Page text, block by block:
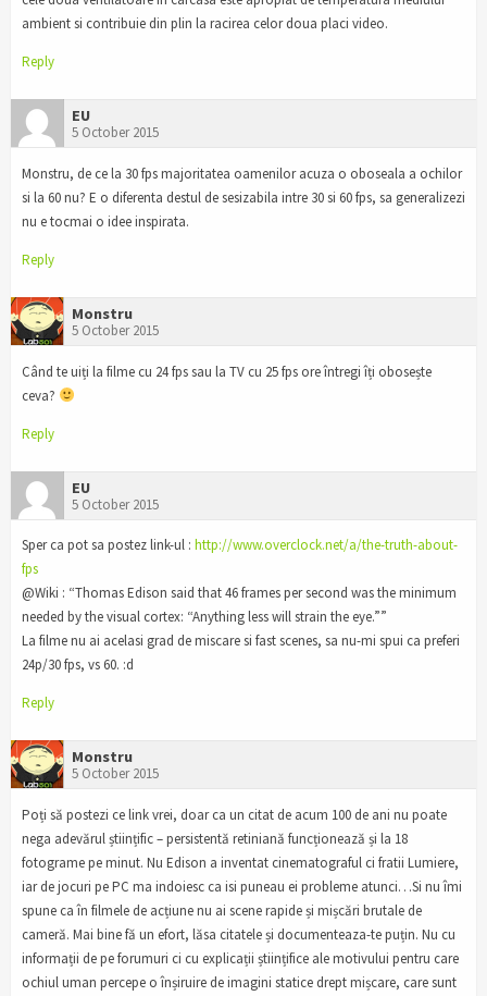
ambient si contribuie din plin la racirea celor doua placi video.
Reply
EU
5 October 2015
Monstru, de ce la 30 fps majoritatea oamenilor acuza o oboseala a ochilor
si la 60 nu? E o diferenta destul de sesizabila intre 30 si 60 fps, sa generalizezi
nu e tocmai o idee inspirata.
Reply
Monstru
5 October 2015
Când te uiți la filme cu 24 fps sau la TV cu 25 fps ore întregi îți obosește
ceva?
Reply
EU
5 October 2015
Sper ca pot sa postez link-ul : http://www.overclock.net/a/the-truth-about-
fps
@Wiki : “Thomas Edison said that 46 frames per second was the minimum
needed by the visual cortex: “Anything less will strain the eye.””
La filme nu ai acelasi grad de miscare si fast scenes, sa nu-mi spui ca preferi
24p/30 fps, vs 60. :d
Reply
Monstru
5 October 2015
Poți să postezi ce link vrei, doar ca un citat de acum 100 de ani nu poate
nega adevărul științific – persistentă retiniană funcționează și la 18
fotograme pe minut. Nu Edison a inventat cinematograful ci fratii Lumiere,
iar de jocuri pe PC ma indoiesc ca isi puneau ei probleme atunci…Si nu îmi
spune ca în filmele de acțiune nu ai scene rapide și mișcări brutale de
cameră. Mai bine fă un efort, lăsa citatele și documenteaza-te puțin. Nu cu
informații de pe forumuri ci cu explicații științifice ale motivului pentru care
ochiul uman percepe o înșiruire de imagini statice drept mișcare, care sunt